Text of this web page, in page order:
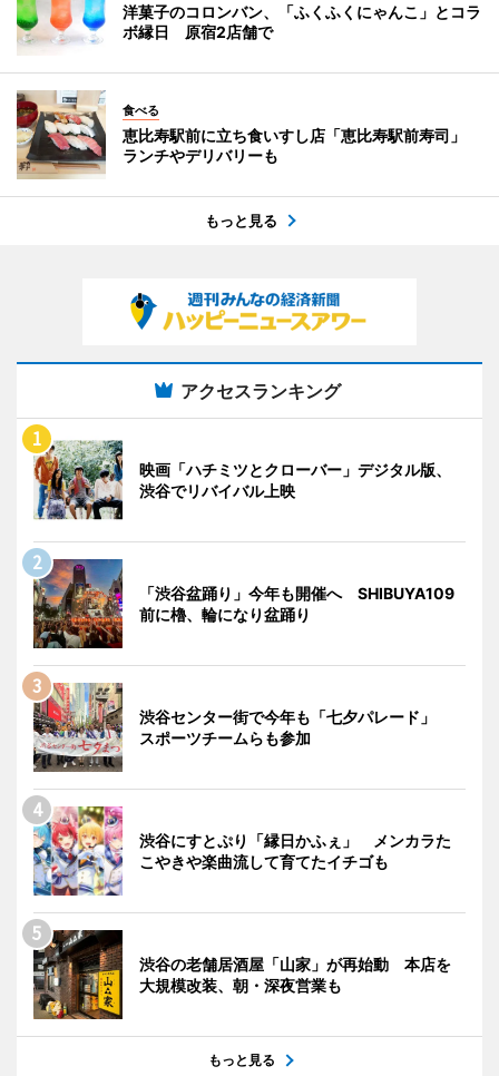
洋菓子のコロンバン、「ふくふくにゃんこ」とコラ
ボ縁日 原宿2店舗で
食べる
恵比寿駅前に立ち食いすし店「恵比寿駅前寿司」
ランチやデリバリーも
もっと見る
アクセスランキング
映画「ハチミツとクローバー」デジタル版、
渋谷でリバイバル上映
「渋谷盆踊り」今年も開催へ SHIBUYA109
前に櫓、輪になり盆踊り
渋谷センター街で今年も「七夕パレード」
スポーツチームらも参加
渋谷にすとぷり「縁日かふぇ」 メンカラた
こやきや楽曲流して育てたイチゴも
渋谷の老舗居酒屋「山家」が再始動 本店を
大規模改装、朝・深夜営業も
もっと見る